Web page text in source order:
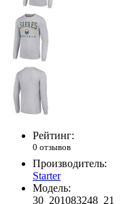
Рейтинг:
0 отзывов
Производитель:
Starter
Модель:
30_201083248_21